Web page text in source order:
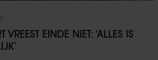
VREEST EINDE NIET: ‘ALLES IS